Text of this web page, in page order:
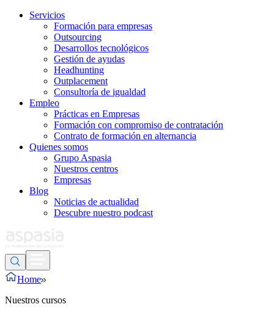
Servicios
Formación para empresas
Outsourcing
Desarrollos tecnológicos
Gestión de ayudas
Headhunting
Outplacement
Consultoría de igualdad
Empleo
Prácticas en Empresas
Formación con compromiso de contratación
Contrato de formación en alternancia
Quienes somos
Grupo Aspasia
Nuestros centros
Empresas
Blog
Noticias de actualidad
Descubre nuestro podcast
Home
Nuestros cursos